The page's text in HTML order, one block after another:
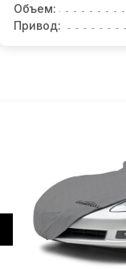
Объем:
Привод: